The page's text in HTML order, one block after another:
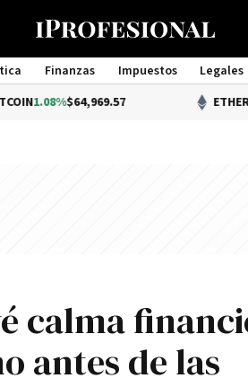
Finanzas Impuestos Legales
Management
$64,969.57 ETHEREUM 0.91%
calma
antes de las